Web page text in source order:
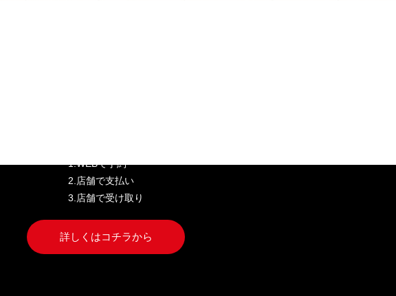
1.WEBで予約
2.店舗で支払い
3.店舗で受け取り
詳しくはコチラから